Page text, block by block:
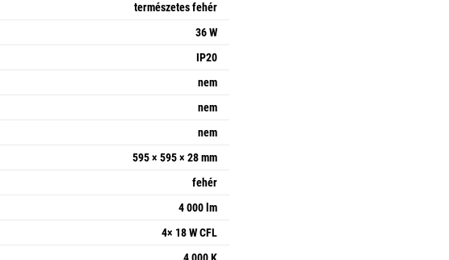
természetes fehér
36 W
IP20
nem
nem
nem
595 × 595 × 28 mm
fehér
4 000 lm
4× 18 W CFL